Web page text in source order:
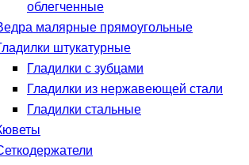
облегченные
малярные прямоугольные
штукатурные
Гладилки с зубцами
Гладилки из нержавеющей стали
Гладилки стальные